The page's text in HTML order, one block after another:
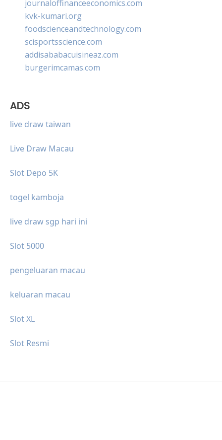
journaloffinanceeconomics.com
kvk-kumari.org
foodscienceandtechnology.com
scisportsscience.com
addisababacuisineaz.com
burgerimcamas.com
ADS
live draw taiwan
Live Draw Macau
Slot Depo 5K
togel kamboja
live draw sgp hari ini
Slot 5000
pengeluaran macau
keluaran macau
Slot XL
Slot Resmi